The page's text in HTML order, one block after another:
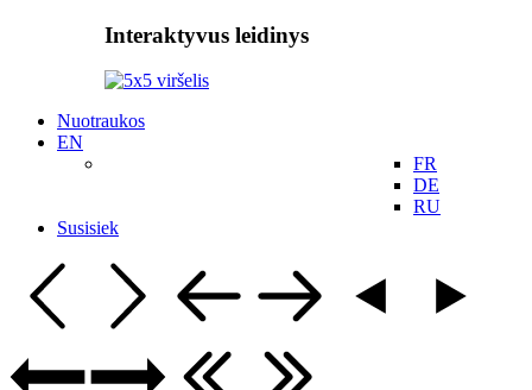
Interaktyvus leidinys
Nuotraukos
EN
FR
DE
RU
Susisiek